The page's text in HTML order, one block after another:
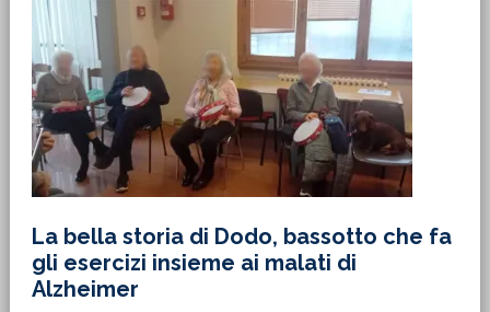
La bella storia di Dodo, bassotto che fa
gli esercizi insieme ai malati di
Alzheimer